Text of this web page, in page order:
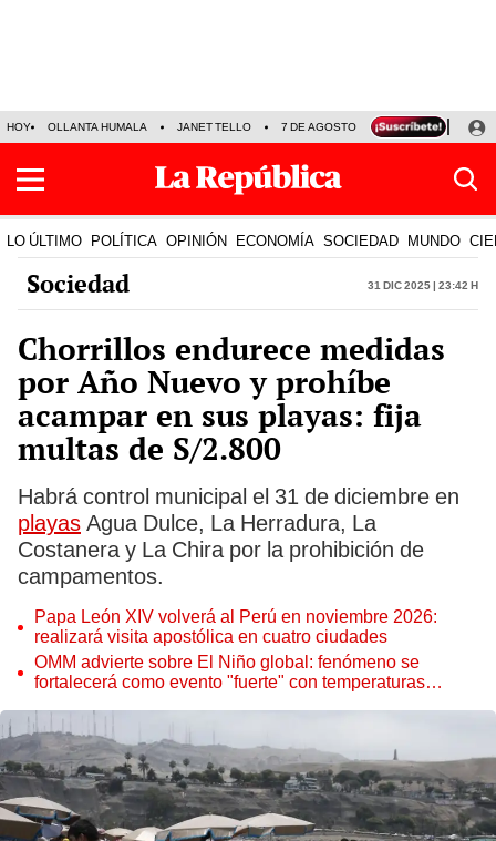
HOY OLLANTA HUMALA JANET TELLO 7 DE AGOSTO TINKA RESULTADOS
LO ÚLTIMO POLÍTICA OPINIÓN ECONOMÍA SOCIEDAD MUNDO
Sociedad 31 Dic 2025 | 23:42 h
Chorrillos endurece medidas
por Año Nuevo y prohíbe
acampar en sus playas: fija
multas de S/2.800
Habrá control municipal el 31 de diciembre en
playas Agua Dulce, La Herradura, La
Costanera y La Chira por la prohibición de
campamentos.
Papa León XIV volverá al Perú en noviembre 2026:
realizará visita apostólica en cuatro ciudades
OMM advierte sobre El Niño global: fenómeno se
fortalecerá como evento "fuerte" con temperaturas